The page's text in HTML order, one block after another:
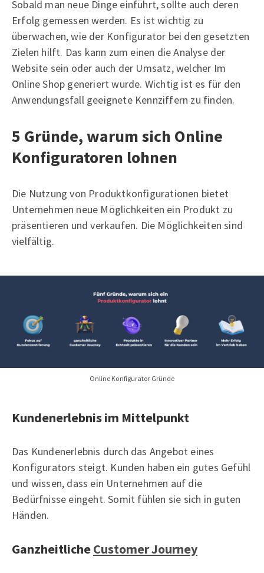
Sobald man neue Dinge einführt, sollte auch deren
Erfolg gemessen werden. Es ist wichtig zu
überwachen, wie der Konfigurator bei den gesetzten
Zielen hilft. Das kann zum einen die Analyse der
Website sein oder auch der Umsatz, welcher Im
Online Shop generiert wurde. Wichtig ist es für den
Anwendungsfall geeignete Kennziffern zu finden.
5 Gründe, warum sich Online
Konfiguratoren lohnen
Die Nutzung von Produktkonfigurationen bietet
Unternehmen neue Möglichkeiten ein Produkt zu
präsentieren und verkaufen. Die Möglichkeiten sind
vielfältig.
Online Konfigurator Gründe
Kundenerlebnis im Mittelpunkt
Das Kundenerlebnis durch das Angebot eines
Konfigurators steigt. Kunden haben ein gutes Gefühl
und wissen, dass ein Unternehmen auf die
Bedürfnisse eingeht. Somit fühlen sie sich in guten
Händen.
GanzheitlicheCustomer Journey